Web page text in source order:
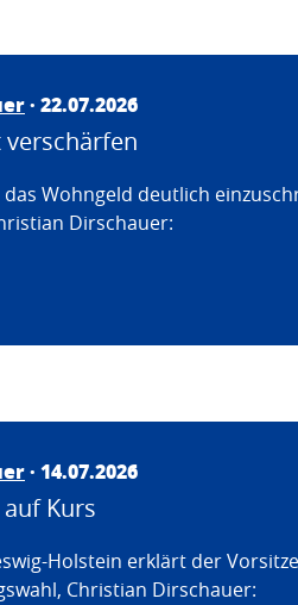
· 22.07.2026
Wohngeld deutlich
Dirschauer:
· 14.07.2026
Kurs
Holstein erklärt der
Christian Dirschauer: